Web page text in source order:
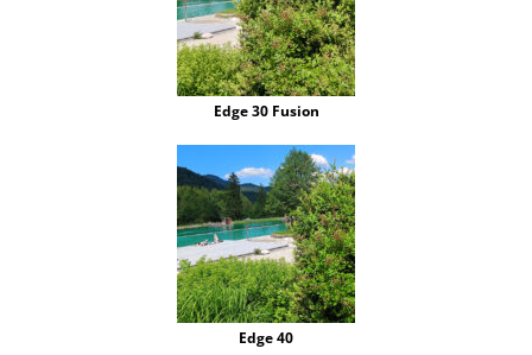
Edge 30 Fusion
Edge 40